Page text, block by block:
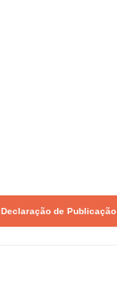
Declaração de Publicação